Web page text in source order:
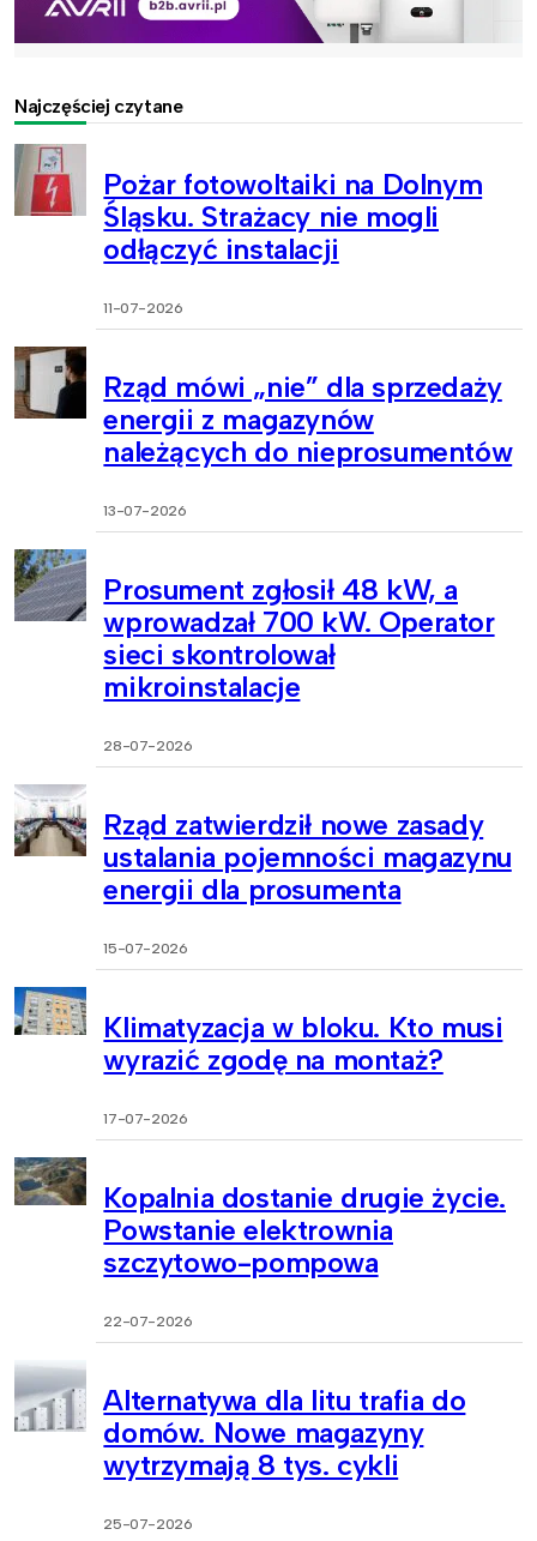
Najczęściej czytane
Pożar fotowoltaiki na Dolnym
Śląsku. Strażacy nie mogli
odłączyć instalacji
11-07-2026
Rząd mówi „nie” dla sprzedaży
energii z magazynów
należących do nieprosumentów
13-07-2026
Prosument zgłosił 48 kW, a
wprowadzał 700 kW. Operator
sieci skontrolował
mikroinstalacje
28-07-2026
Rząd zatwierdził nowe zasady
ustalania pojemności magazynu
energii dla prosumenta
15-07-2026
Klimatyzacja w bloku. Kto musi
wyrazić zgodę na montaż?
17-07-2026
Kopalnia dostanie drugie życie.
Powstanie elektrownia
szczytowo-pompowa
22-07-2026
Alternatywa dla litu trafia do
domów. Nowe magazyny
wytrzymają 8 tys. cykli
25-07-2026